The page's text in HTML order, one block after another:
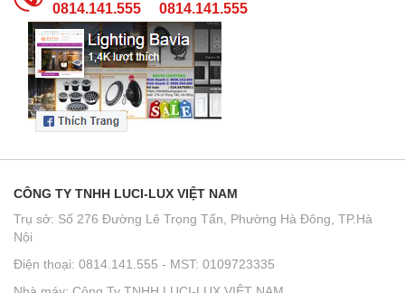
0814.141.555 0814.141.555
CÔNG TY TNHH LUCI-LUX VIỆT NAM
Trụ sở: Số 276 Đường Lê Trọng Tấn, Phường Hà Đông, TP.Hà
Nội
Điện thoại: 0814.141.555 - MST: 0109723335